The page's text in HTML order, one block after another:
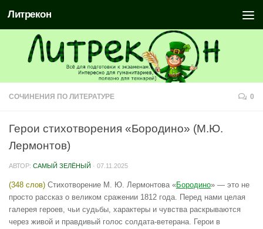
Литрекон
СОЧИНЕНИЯ ПО ЛИТЕРАТУРЕ 0
Герои стихотворения «Бородино» (М.Ю.
Лермонтов)
АВТОР: САМЫЙ ЗЕЛЁНЫЙ · 07.11.2025
(348 слов) Стихотворение М. Ю. Лермонтова «Бородино» — это не
просто рассказ о великом сражении 1812 года. Перед нами целая
галерея героев, чьи судьбы, характеры и чувства раскрываются
через живой и правдивый голос солдата-ветерана. Герои в